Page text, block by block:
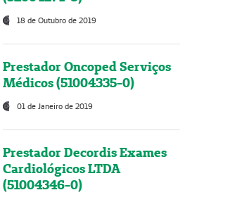
18 de Outubro de 2019
Prestador Oncoped Serviços
Médicos (51004335-0)
01 de Janeiro de 2019
Prestador Decordis Exames
Cardiológicos LTDA
(51004346-0)